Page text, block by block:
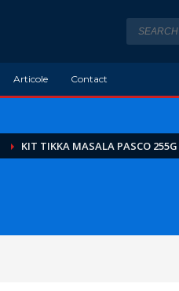
Articole Contact
KIT TIKKA MASALA PASCO 255G